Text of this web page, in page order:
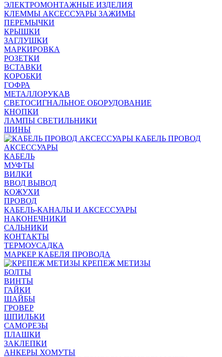
ЭЛЕКТРОМОНТАЖНЫЕ ИЗДЕЛИЯ
КЛЕММЫ АКСЕССУАРЫ ЗАЖИМЫ
ПЕРЕМЫЧКИ
КРЫШКИ
ЗАГЛУШКИ
МАРКИРОВКА
РОЗЕТКИ
ВСТАВКИ
КОРОБКИ
ГОФРА
МЕТАЛЛОРУКАВ
СВЕТОСИГНАЛЬНОЕ ОБОРУДОВАНИЕ
КНОПКИ
ЛАМПЫ СВЕТИЛЬНИКИ
ШИНЫ
КАБЕЛЬ ПРОВОД
АКСЕССУАРЫ
КАБЕЛЬ
МУФТЫ
ВИЛКИ
ВВОД ВЫВОД
КОЖУХИ
ПРОВОД
КАБЕЛЬ-КАНАЛЫ И АКСЕССУАРЫ
НАКОНЕЧНИКИ
САЛЬНИКИ
КОНТАКТЫ
ТЕРМОУСАДКА
МАРКЕР КАБЕЛЯ ПРОВОДА
КРЕПЕЖ МЕТИЗЫ
БОЛТЫ
ВИНТЫ
ГАЙКИ
ШАЙБЫ
ГРОВЕР
ШПИЛЬКИ
САМОРЕЗЫ
ПЛАШКИ
ЗАКЛЕПКИ
АНКЕРЫ ХОМУТЫ